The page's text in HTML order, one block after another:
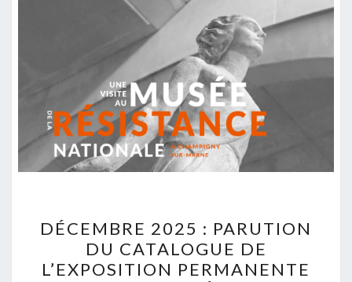
2025 :
PARUTION
DU
DÉCEMBRE 2025 : PARUTION
DU CATALOGUE DE
L’EXPOSITION PERMANENTE